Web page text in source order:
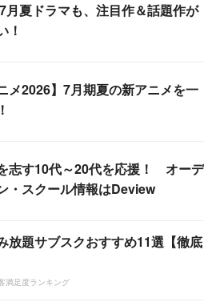
月夏ドラマも、注目作＆話題作が
！
メ2026】7月期夏の新アニメを一
志す10代～20代を応援！ オーデ
・スクール情報はDeview
放題サブスクおすすめ11選【徹底
満足度ランキング